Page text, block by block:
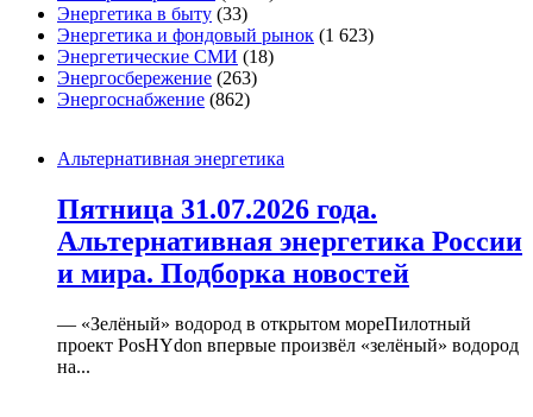
Энергетика в быту (33)
Энергетика и фондовый рынок (1 623)
Энергетические СМИ (18)
Энергосбережение (263)
Энергоснабжение (862)
Альтернативная энергетика
Пятница 31.07.2026 года.
Альтернативная энергетика России
и мира. Подборка новостей
— «Зелёный» водород в открытом мореПилотный
проект PosHYdon впервые произвёл «зелёный» водород
на...